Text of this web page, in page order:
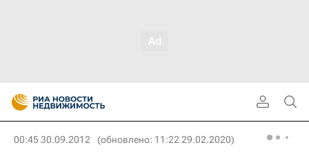
00:45 30.09.2012 (обновлено: 11:22 29.02.2020)